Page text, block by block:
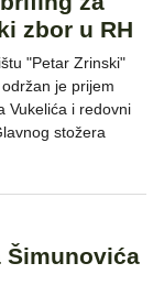
zbor u RH
"Petar Zrinski"
je prijem
Vukelića i redovni
stožera
Šimunovića